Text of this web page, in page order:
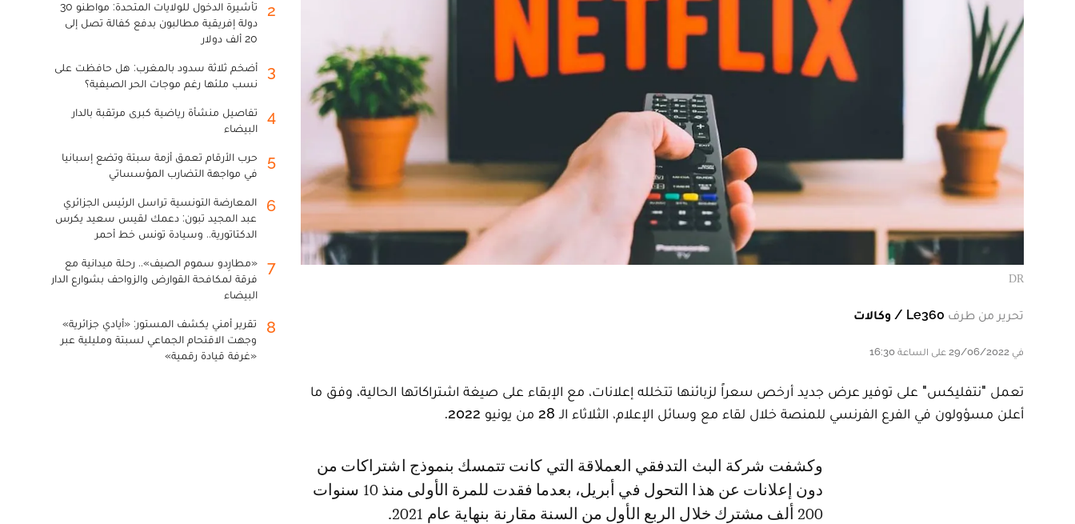
DR
تحرير من طرف Le360 / وكالات
في 29/06/2022 على الساعة 16:30
تعمل "نتفليكس" على توفير عرض جديد أرخص سعراً لزبائنها تتخلله إعلانات، مع الإبقاء على صيغة اشتراكاتها الحالية، وفق ما
أعلن مسؤولون في الفرع الفرنسي للمنصة خلال لقاء مع وسائل الإعلام، الثلاثاء الـ 28 من يونيو 2022.
وكشفت شركة البث التدفقي العملاقة التي كانت تتمسك بنموذج اشتراكات من
دون إعلانات عن هذا التحول في أبريل، بعدما فقدت للمرة الأولى منذ 10 سنوات
200 ألف مشترك خلال الربع الأول من السنة مقارنة بنهاية عام 2021.
2
تأشيرة الدخول للولايات المتحدة: مواطنو 30
دولة إفريقية مطالبون بدفع كفالة تصل إلى
20 ألف دولار
3
أضخم ثلاثة سدود بالمغرب: هل حافظت على
نسب ملئها رغم موجات الحر الصيفية؟
4
تفاصيل منشأة رياضية كبرى مرتقبة بالدار
البيضاء
5
حرب الأرقام تعمق أزمة سبتة وتضع إسبانيا
في مواجهة التضارب المؤسساتي
6
المعارضة التونسية تراسل الرئيس الجزائري
عبد المجيد تبون: دعمك لقيس سعيد يكرس
الدكتاتورية.. وسيادة تونس خط أحمر
7
«مطارِدو سموم الصيف».. رحلة ميدانية مع
فرقة لمكافحة القوارض والزواحف بشوارع الدار
البيضاء
8
تقرير أمني يكشف المستور: «أيادي جزائرية»
وجهت الاقتحام الجماعي لسبتة ومليلية عبر
«غرفة قيادة رقمية»